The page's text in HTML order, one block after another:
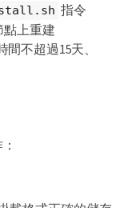
指令
點上重建
間不超過15天、